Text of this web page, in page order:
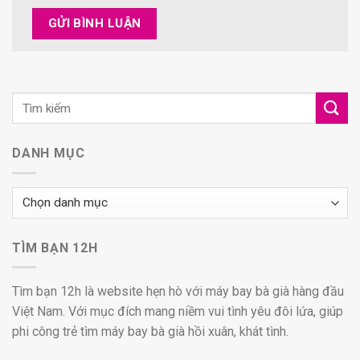
DANH MỤC
Danh
TÌM BẠN 12H
Tìm bạn 12h là website hẹn hò với máy bay bà già hàng đầu
Việt Nam. Với mục đích mang niềm vui tình yêu đôi lứa, giúp
phi công trẻ tìm máy bay bà già hồi xuân, khát tình.